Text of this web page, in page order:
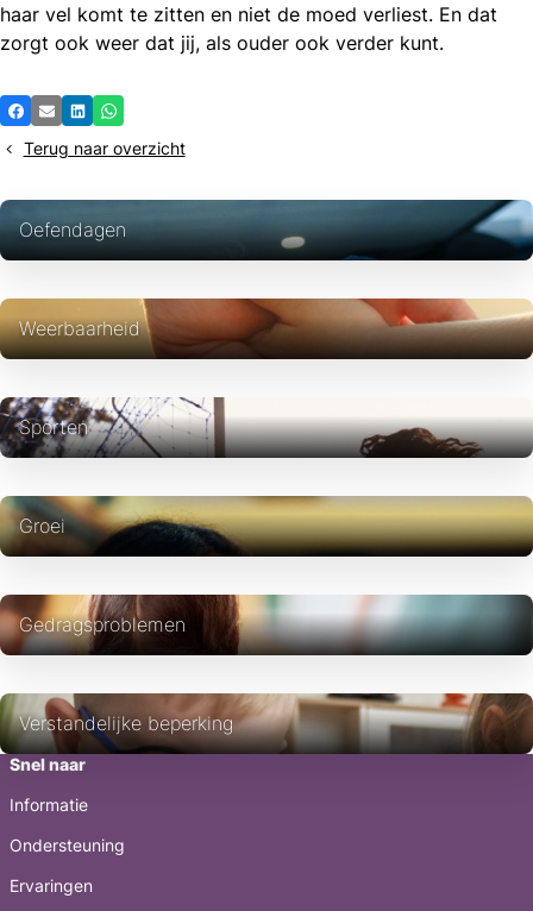
haar vel komt te zitten en niet de moed verliest. En dat
zorgt ook weer dat jij, als ouder ook verder kunt.
Deel
bericht
Facebook
E-mailLinkedInWhatsapp
Terug naar overzicht
Oefendagen
Weerbaarheid
Sporten
Groei
Gedragsproblemen
Verstandelijke beperking
Snel naar
Informatie
Ondersteuning
Ervaringen